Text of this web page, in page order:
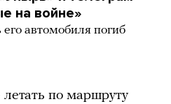
на войне»
автомобиля погиб
летать по маршруту